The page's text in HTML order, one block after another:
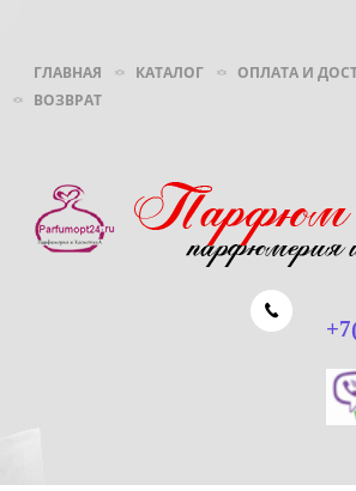
ГЛАВНАЯ КАТАЛОГ ОПЛАТА И
ВОЗВРАТ